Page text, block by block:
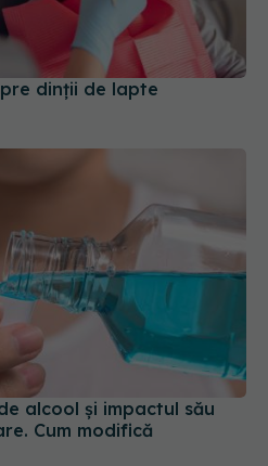
dinții de lapte
alcool și impactul său
Cum modifică